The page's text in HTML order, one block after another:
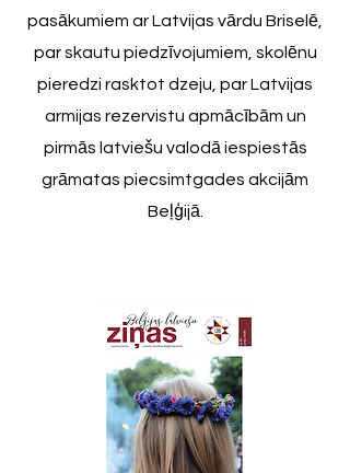
pasākumiem ar Latvijas vārdu Briselē,
par skautu piedzīvojumiem, skolēnu
pieredzi rasktot dzeju, par Latvijas
armijas rezervistu apmācībām un
pirmās latviešu valodā iespiestās
grāmatas piecsimtgades akcijām
Beļģijā.